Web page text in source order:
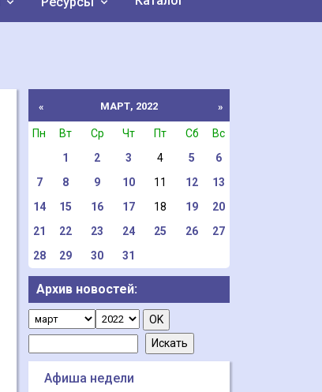
« МАРТ, 2022 »
Пн Вт Ср Чт Пт Сб
Вс
1
2 3 4 5
6
7
8 9 10 11 12
13
14
15 16 17 18 19
20
21
22 23 24 25 26
27
28
29 30 31
Архив новостей:
Афиша недели